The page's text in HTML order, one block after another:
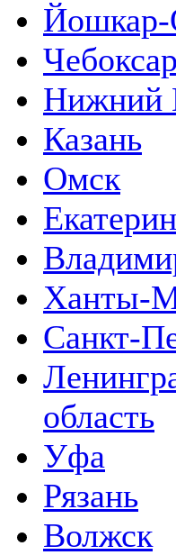
Нижний
Казань
Омск
Ханты-
Санкт-
область
Уфа
Рязань
Волжск